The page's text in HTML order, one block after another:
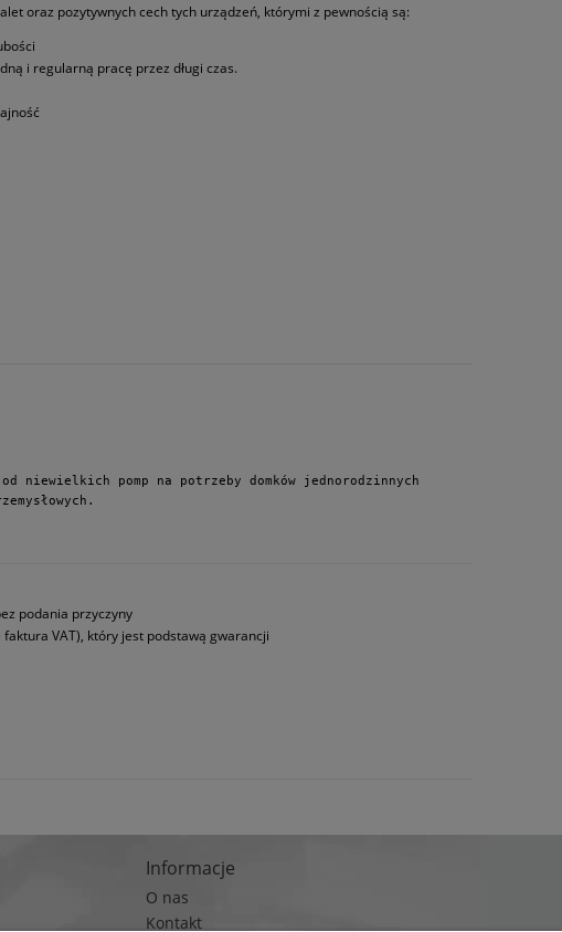
oraz pozytywnych cech tych urządzeń, którymi z pewnością są:
i regularną pracę przez długi czas.
niewielkich pomp na potrzeby domków jednorodzinnych
podania przyczyny
VAT), który jest podstawą gwarancji
Informacje
O nas
Kontakt